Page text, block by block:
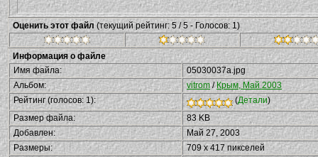
Оценить этот файл (текущий рейтинг: 5 / 5 - Голосов: 1)
Информация о файле
Имя файла:
05030037a.jpg
Альбом:
vitrom/Крым, Май 2003
Рейтинг (голосов: 1):
(Детали)
Размер файла:
83 KB
Добавлен:
Май 27, 2003
Размеры:
709 x 417 пикселей